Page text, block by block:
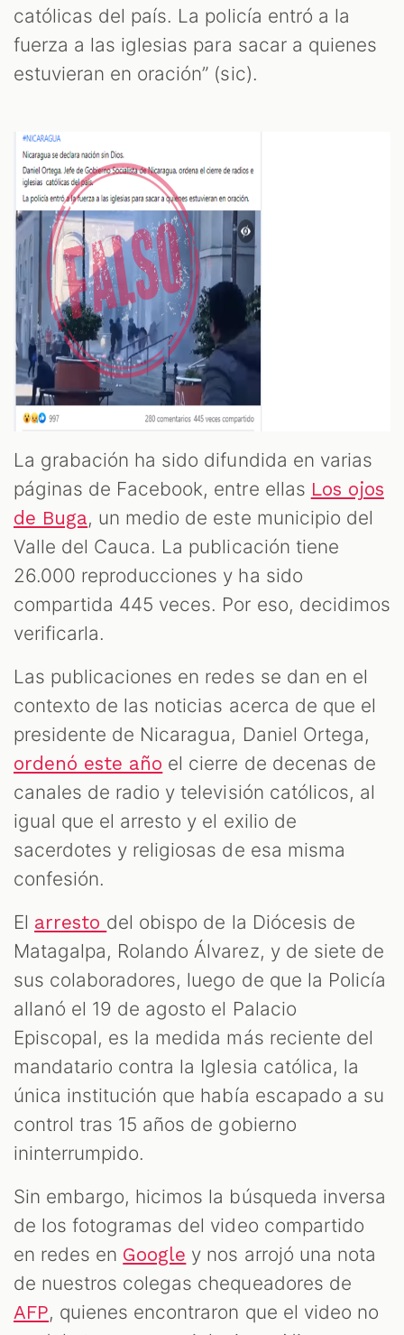
católicas del país. La policía entró a la
fuerza a las iglesias para sacar a quienes
estuvieran en oración” (sic).
La grabación ha sido difundida en varias
páginas de Facebook, entre ellas Los ojos
de Buga, un medio de este municipio del
Valle del Cauca. La publicación tiene
26.000 reproducciones y ha sido
compartida 445 veces. Por eso, decidimos
verificarla.
Las publicaciones en redes se dan en el
contexto de las noticias acerca de que el
presidente de Nicaragua, Daniel Ortega,
ordenó este año el cierre de decenas de
canales de radio y televisión católicos, al
igual que el arresto y el exilio de
sacerdotes y religiosas de esa misma
confesión.
El arresto del obispo de la Diócesis de
Matagalpa, Rolando Álvarez, y de siete de
sus colaboradores, luego de que la Policía
allanó el 19 de agosto el Palacio
Episcopal, es la medida más reciente del
mandatario contra la Iglesia católica, la
única institución que había escapado a su
control tras 15 años de gobierno
ininterrumpido.
Sin embargo, hicimos la búsqueda inversa
de los fotogramas del video compartido
en redes en Google y nos arrojó una nota
de nuestros colegas chequeadores de
AFP, quienes encontraron que el video no